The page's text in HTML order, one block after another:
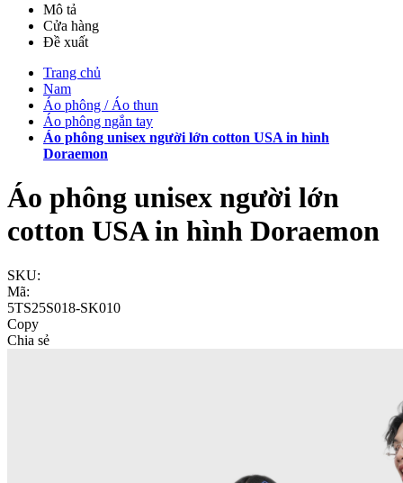
Mô tả
Cửa hàng
Đề xuất
Trang chủ
Nam
Áo phông / Áo thun
Áo phông ngắn tay
Áo phông unisex người lớn cotton USA in hình
Doraemon
Áo phông unisex người lớn
cotton USA in hình Doraemon
SKU:
Mã:
5TS25S018-SK010
Copy
Chia sẻ